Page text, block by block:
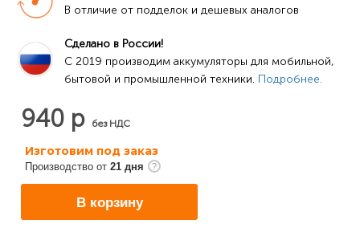
В отличие от подделок и дешевых аналогов
Сделано в России!
C 2019 производим аккумуляторы для мобильной,
бытовой и промышленной техники. Подробнее.
940 р без НДС
Изготовим под заказ
Производство от 21 дня
В корзину